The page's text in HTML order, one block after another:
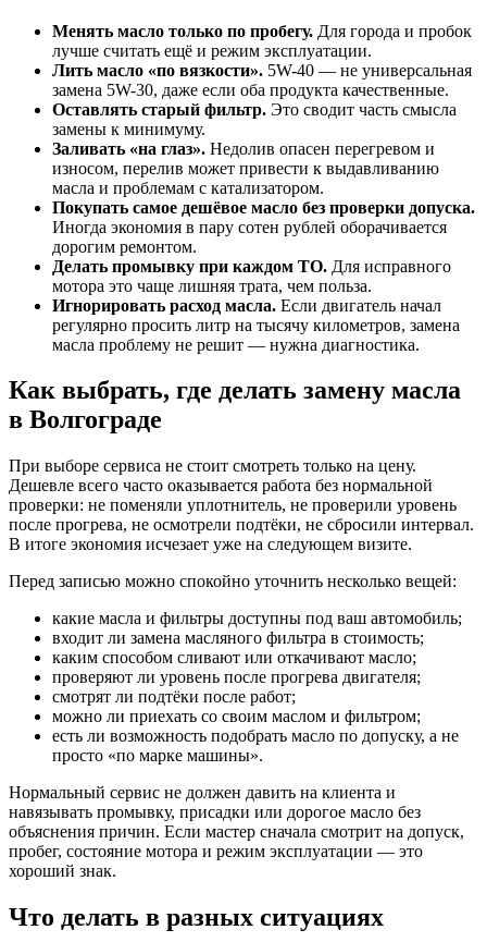
Менять масло только по пробегу. Для города и пробок
лучше считать ещё и режим эксплуатации.
Лить масло «по вязкости». 5W-40 — не универсальная
замена 5W-30, даже если оба продукта качественные.
Оставлять старый фильтр. Это сводит часть смысла
замены к минимуму.
Заливать «на глаз». Недолив опасен перегревом и
износом, перелив может привести к выдавливанию
масла и проблемам с катализатором.
Покупать самое дешёвое масло без проверки допуска.
Иногда экономия в пару сотен рублей оборачивается
дорогим ремонтом.
Делать промывку при каждом ТО. Для исправного
мотора это чаще лишняя трата, чем польза.
Игнорировать расход масла. Если двигатель начал
регулярно просить литр на тысячу километров, замена
масла проблему не решит — нужна диагностика.
Как выбрать, где делать замену масла
в Волгограде
При выборе сервиса не стоит смотреть только на цену.
Дешевле всего часто оказывается работа без нормальной
проверки: не поменяли уплотнитель, не проверили уровень
после прогрева, не осмотрели подтёки, не сбросили интервал.
В итоге экономия исчезает уже на следующем визите.
Перед записью можно спокойно уточнить несколько вещей:
какие масла и фильтры доступны под ваш автомобиль;
входит ли замена масляного фильтра в стоимость;
каким способом сливают или откачивают масло;
проверяют ли уровень после прогрева двигателя;
смотрят ли подтёки после работ;
можно ли приехать со своим маслом и фильтром;
есть ли возможность подобрать масло по допуску, а не
просто «по марке машины».
Нормальный сервис не должен давить на клиента и
навязывать промывку, присадки или дорогое масло без
объяснения причин. Если мастер сначала смотрит на допуск,
пробег, состояние мотора и режим эксплуатации — это
хороший знак.
Что делать в разных ситуациях